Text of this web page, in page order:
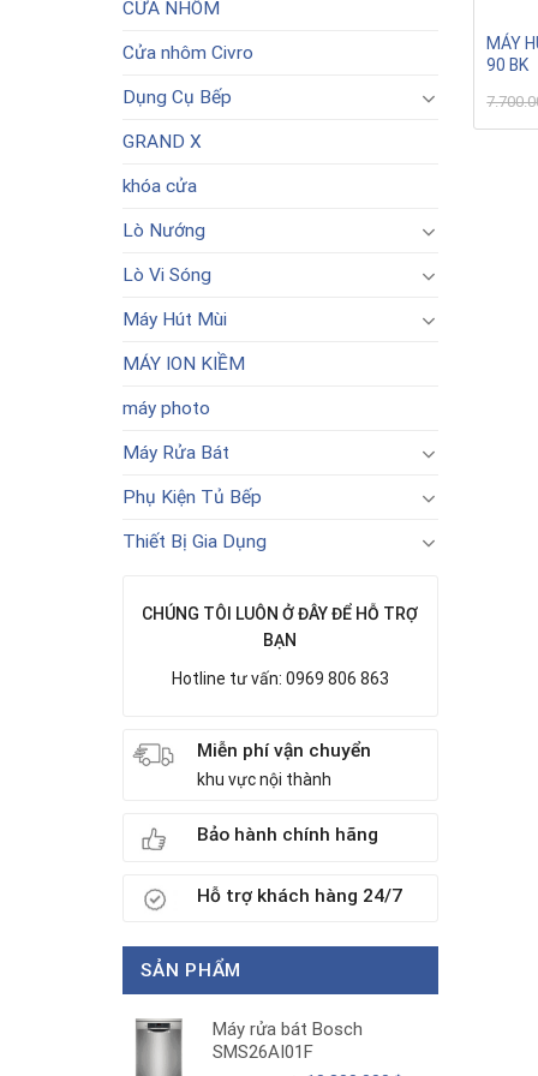
CỬA NHÔM
Cửa nhôm Civro
Dụng Cụ Bếp
GRAND X
khóa cửa
Lò Nướng
Lò Vi Sóng
Máy Hút Mùi
MÁY ION KIỀM
máy photo
Máy Rửa Bát
Phụ Kiện Tủ Bếp
Thiết Bị Gia Dụng
CHÚNG TÔI LUÔN Ở ĐÂY ĐỂ HỖ TRỢ
BẠN
Hotline tư vấn: 0969 806 863
Miễn phí vận chuyển
khu vực nội thành
Bảo hành chính hãng
Hỗ trợ khách hàng 24/7
SẢN PHẨM
Máy rửa bát Bosch
SMS26AI01F
MÁY
90 BK